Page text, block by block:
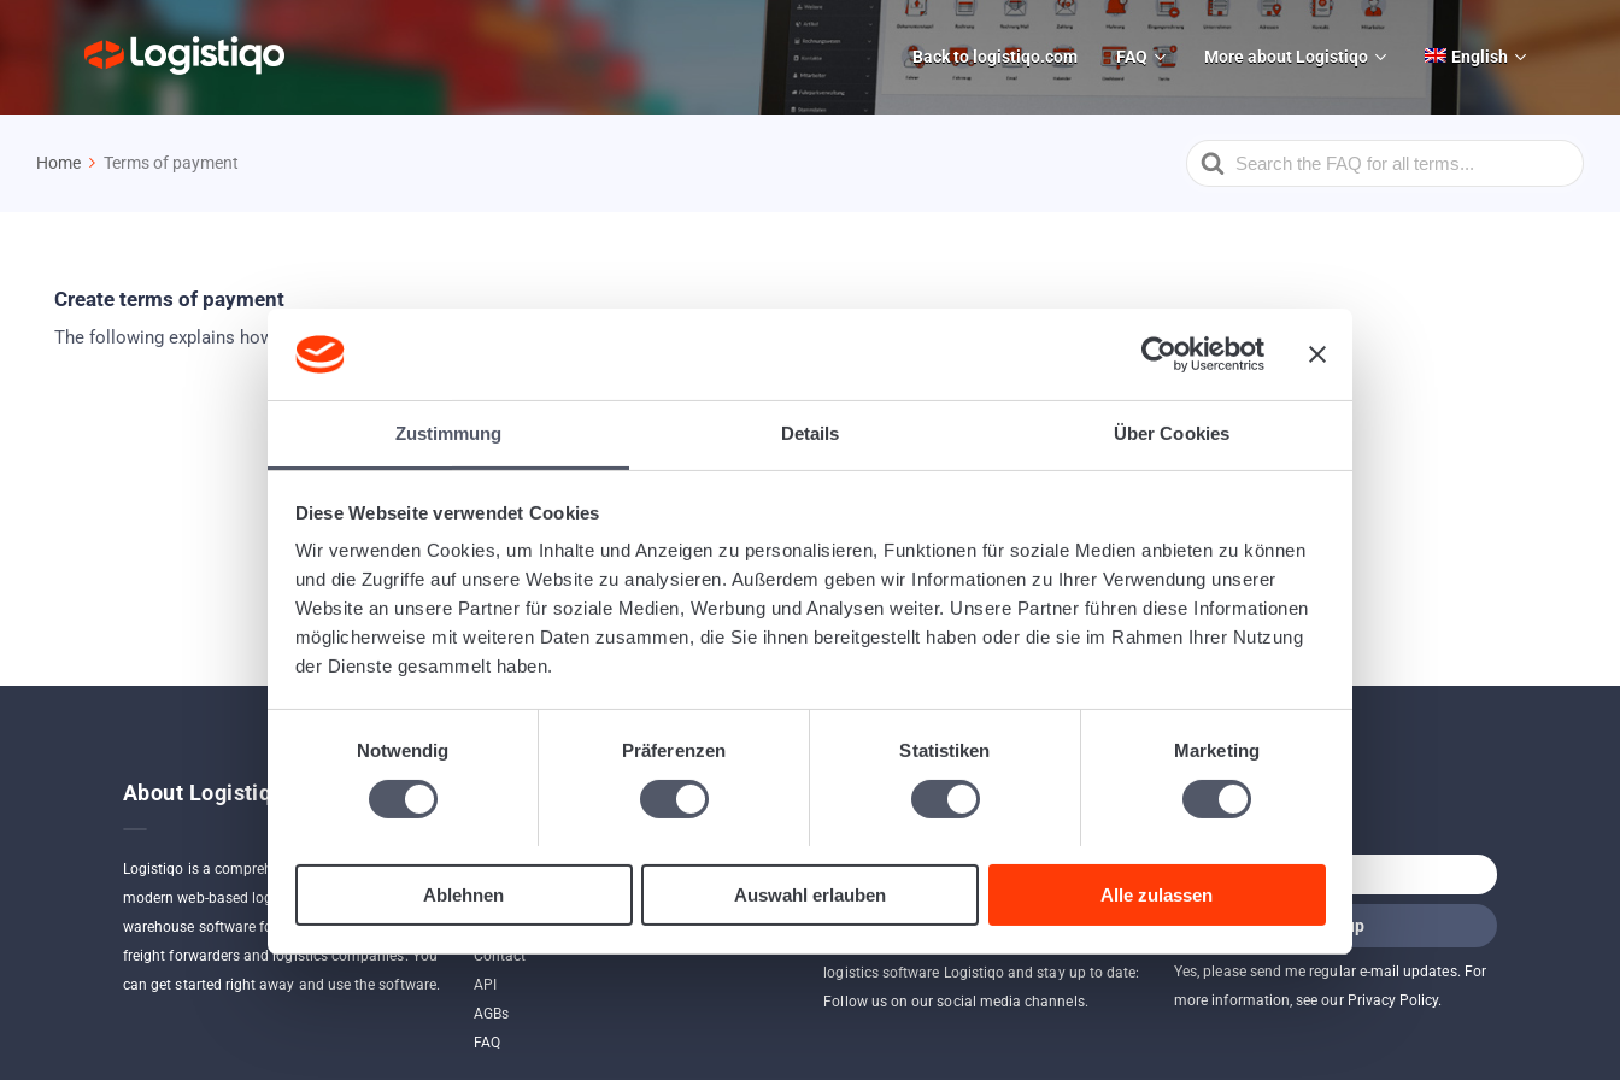
Zustimmung Details Über Cookies
Diese Webseite verwendet Cookies
Wir verwenden Cookies, um Inhalte und Anzeigen zu personalisieren, Funktionen für soziale Medien anbieten zu können
und die Zugriffe auf unsere Website zu analysieren. Außerdem geben wir Informationen zu Ihrer Verwendung unserer
Website an unsere Partner für soziale Medien, Werbung und Analysen weiter. Unsere Partner führen diese Informationen
möglicherweise mit weiteren Daten zusammen, die Sie ihnen bereitgestellt haben oder die sie im Rahmen Ihrer Nutzung
der Dienste gesammelt haben.
Notwendig
Präferenzen Statistiken Marketing
Ablehnen Auswahl erlauben Alle zulassen
Back to logistiqo.com FAQ More about Logistiqo English
Home Terms of payment
Search
For
Create terms of payment
The following explains how to create your own payment terms in the web-based logistics software. Payment terms can be created...
About Logistiqo
Logistiqo is a comprehensive yet intuitive and
modern web-based logistics software and
warehouse software for small, medium and large
freight forwarders and logistics companies. You
can get started right away and use the software.
Home
Program
App
Contact
API
AGBs
FAQ
Follow us
logistics software Logistiqo and stay up to date:
Follow us on our social media channels.
Newsletter
Yes, please send me regular e-mail updates. For
more information, see our Privacy Policy.